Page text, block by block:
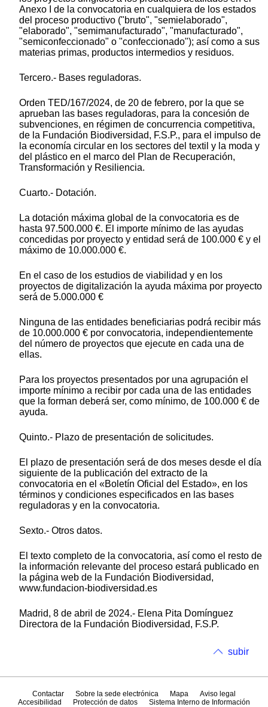
Anexo I de la convocatoria en cualquiera de los estados
del proceso productivo ("bruto", "semielaborado",
"elaborado", "semimanufacturado", "manufacturado",
"semiconfeccionado" o "confeccionado"); así como a sus
materias primas, productos intermedios y residuos.
Tercero.- Bases reguladoras.
Orden TED/167/2024, de 20 de febrero, por la que se
aprueban las bases reguladoras, para la concesión de
subvenciones, en régimen de concurrencia competitiva,
de la Fundación Biodiversidad, F.S.P., para el impulso de
la economía circular en los sectores del textil y la moda y
del plástico en el marco del Plan de Recuperación,
Transformación y Resiliencia.
Cuarto.- Dotación.
La dotación máxima global de la convocatoria es de
hasta 97.500.000 €. El importe mínimo de las ayudas
concedidas por proyecto y entidad será de 100.000 € y el
máximo de 10.000.000 €.
En el caso de los estudios de viabilidad y en los
proyectos de digitalización la ayuda máxima por proyecto
será de 5.000.000 €
Ninguna de las entidades beneficiarias podrá recibir más
de 10.000.000 € por convocatoria, independientemente
del número de proyectos que ejecute en cada una de
ellas.
Para los proyectos presentados por una agrupación el
importe mínimo a recibir por cada una de las entidades
que la forman deberá ser, como mínimo, de 100.000 € de
ayuda.
Quinto.- Plazo de presentación de solicitudes.
El plazo de presentación será de dos meses desde el día
siguiente de la publicación del extracto de la
convocatoria en el «Boletín Oficial del Estado», en los
términos y condiciones especificados en las bases
reguladoras y en la convocatoria.
Sexto.- Otros datos.
El texto completo de la convocatoria, así como el resto de
la información relevante del proceso estará publicado en
la página web de la Fundación Biodiversidad,
www.fundacion-biodiversidad.es
Madrid, 8 de abril de 2024.- Elena Pita Domínguez
Directora de la Fundación Biodiversidad, F.S.P.
subir
Contactar Sobre la sede electrónica Mapa
Aviso legal
Accesibilidad
Protección de datos
Sistema Interno de Información